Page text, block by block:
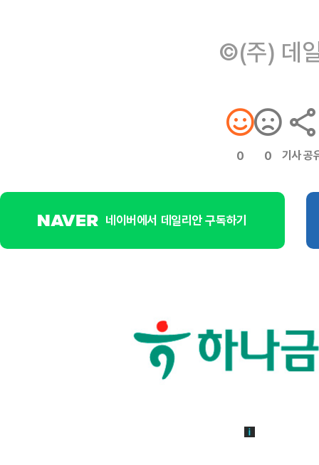
©(주) 데
0 0 기사 공
네이버에서 데일리안 구독하기